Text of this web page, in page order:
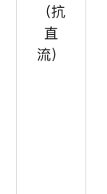
（抗
直
流）